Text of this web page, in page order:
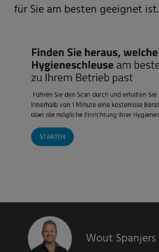
für Sie am besten geeignet ist.
Wout Spanjers